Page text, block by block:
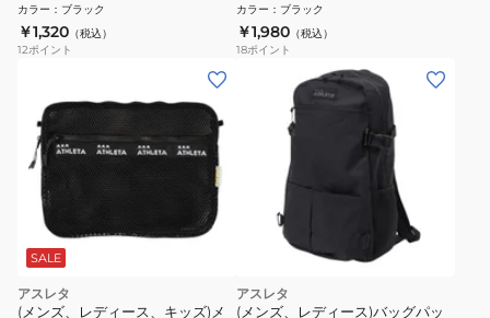
カラー ： ブラック
￥1,320 （税込）
12ポイント
カラー ： ブラック
￥1,980 （税込）
18ポイント
SALE
アスレタ
(メンズ、レディース、キッズ)メ
アスレタ
(メンズ、レディース)バッグパッ